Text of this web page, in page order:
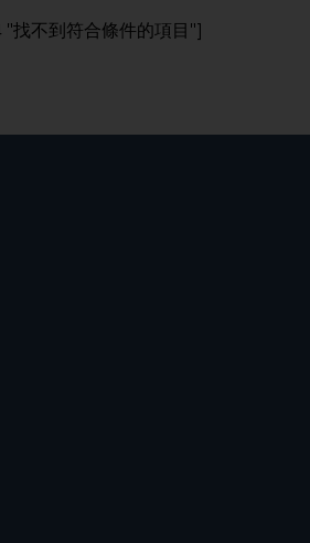
找不到符合條件的項目"]